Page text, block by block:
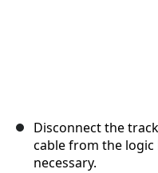
Disconnect the
cable from the
necessary.